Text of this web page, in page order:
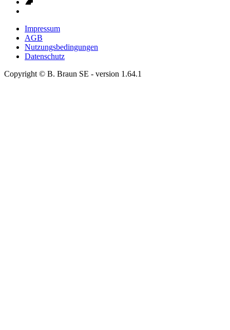
Impressum
AGB
Nutzungsbedingungen
Datenschutz
Copyright © B. Braun SE - version 1.64.1